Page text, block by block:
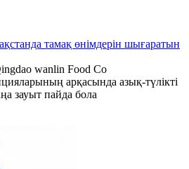
тамақ өнімдерін шығаратын
wanlin Food Co
арқасында азық-түлікті
зауыт пайда бола